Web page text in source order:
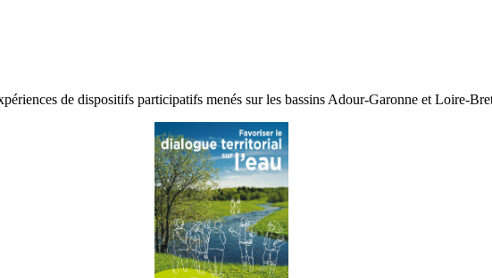
de dispositifs participatifs menés sur les bassins Adour-Garonne et Loire-